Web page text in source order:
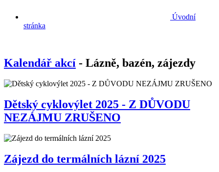
Úvodní
stránka
Kalendář akcí - Lázně, bazén, zájezdy
Dětský cyklovýlet 2025 - Z DŮVODU
NEZÁJMU ZRUŠENO
Zájezd do termálních lázní 2025